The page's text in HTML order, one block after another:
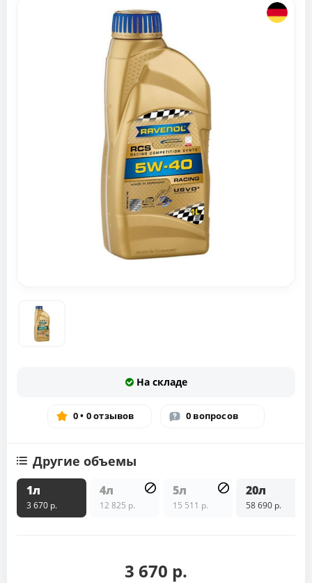
На складе
0 • 0 отзывов 0 вопросов
Другие объемы
1л
3 670 р.
4л
12 825 р.
5л
15 511 р.
20л
58 690 р.
3 670 р.